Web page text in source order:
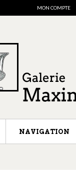
MON COMPTE
NAVIGATION